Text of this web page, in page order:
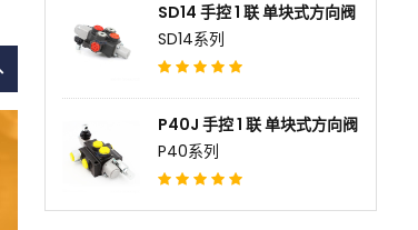
SD14 手控 1 联 单块式方向阀
SD14系列
P40J 手控 1 联 单块式方向阀
P40系列